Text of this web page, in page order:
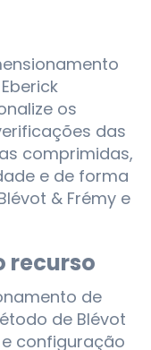
os
das
comprimidas,
e de forma
& Frémy e
recurso
de
de Blévot
configuração